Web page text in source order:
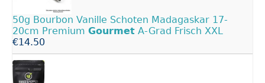
50g Bourbon Vanille Schoten Madagaskar 17-
20cm Premium Gourmet A-Grad Frisch XXL
€14.50